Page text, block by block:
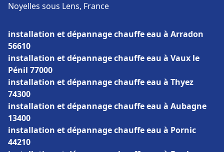
Noyelles sous Lens, France
installation et dépannage chauffe eau à Arradon
56610
installation et dépannage chauffe eau à Vaux le
Pénil 77000
installation et dépannage chauffe eau à Thyez
74300
installation et dépannage chauffe eau à Aubagne
13400
installation et dépannage chauffe eau à Pornic
44210